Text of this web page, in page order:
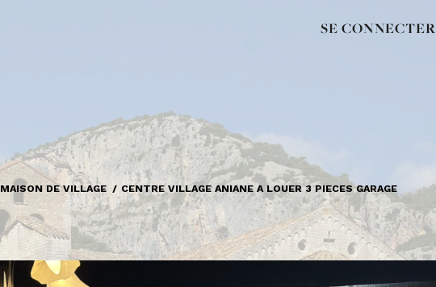
SE CONNECTER
MAISON DE VILLAGE CENTRE VILLAGE ANIANE A LOUER 3 PIECES GARAGE